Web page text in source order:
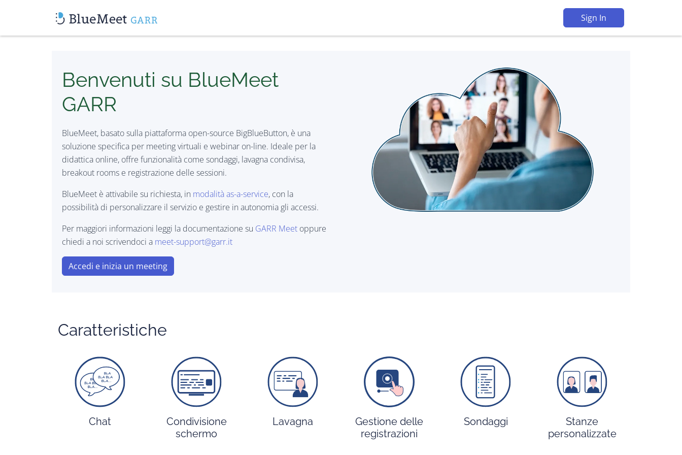
Sign In
Benvenuti su BlueMeet
GARR
BlueMeet, basato sulla piattaforma open-source BigBlueButton, è una
soluzione specifica per meeting virtuali e webinar on-line. Ideale per la
didattica online, offre funzionalità come sondaggi, lavagna condivisa,
breakout rooms e registrazione delle sessioni.
BlueMeet è attivabile su richiesta, in modalità as-a-service, con la
possibilità di personalizzare il servizio e gestire in autonomia gli accessi.
Per maggiori informazioni leggi la documentazione su GARR Meet oppure
chiedi a noi scrivendoci a meet-support@garr.it
Accedi e inizia un meeting
Caratteristiche
Chat
Condivisione
schermo
Lavagna
Gestione delle
registrazioni
Sondaggi
Stanze
personalizzate